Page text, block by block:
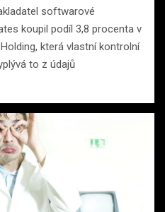
softwarové
koupil podíl 3,8 procenta v
která vlastní kontrolní
to z údajů